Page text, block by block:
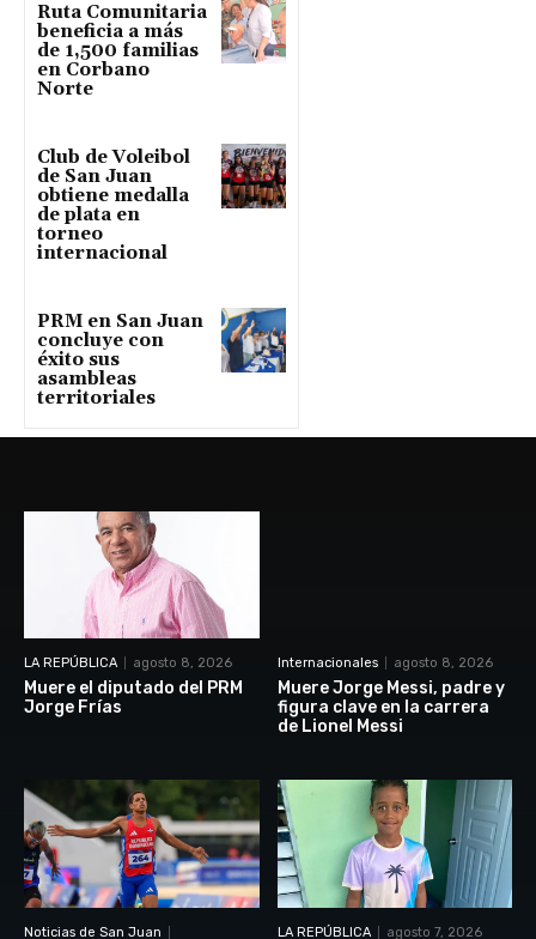
Ruta Comunitaria
beneficia a más
de 1,500 familias
en Corbano
Norte
Club de Voleibol
de San Juan
obtiene medalla
de plata en
torneo
internacional
PRM en San Juan
concluye con
éxito sus
asambleas
territoriales
LA REPÚBLICA agosto 8, 2026
Muere el diputado del PRM
Jorge Frías
Internacionales agosto 8, 2026
Muere Jorge Messi, padre y
figura clave en la carrera
de Lionel Messi
Noticias de San Juan LA REPÚBLICA agosto 7, 2026